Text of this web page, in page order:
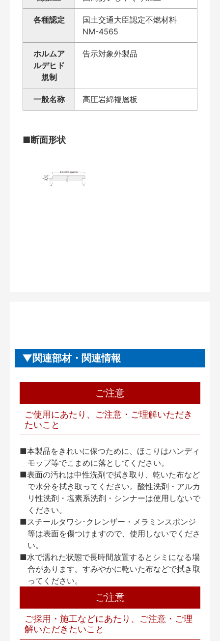
各種認定
国土交通大臣認定不燃材料
NM-4565
ホルムア
ルデヒド
規制
告示対象外製品
一般名称 高圧岩綿複層板
■断面形状
関連部材・関連情報
ご注意
ご使用にあたり、ご注意・ご理解いただき
たいこと
■本製品をきれいに保つために、ほこりはハンディ
モップ等でこまめに落としてください。
■表面の汚れは中性洗剤で拭き取り、乾いた布など
で水分を拭き取ってください。酸性洗剤・アルカ
リ性洗剤・塩素系洗剤・シンナーは使用しないで
ください。
■スチールタワシ･クレンザー・メラミンスポンジ
等は表面を傷つけますので、使用しないでくださ
い。
■水で濡れた状態で長時間放置するとシミになる場
合があります。すみやかに乾いた布などで拭き取
ってください。
ご注意
ご採用・施工などにあたり、ご注意・ご理
解いただきたいこと